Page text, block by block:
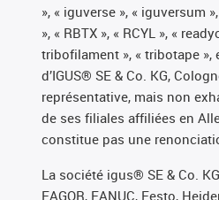
», « iguverse », « iguversum
», « RBTX », « RCYL », «
tribofilament », « tribotape »,
d’IGUS® SE & Co. KG,
représentative, mais non
de ses filiales affiliées en
constitue pas une
La société igus® SE & Co.
FAGOR, FANUC, Festo,